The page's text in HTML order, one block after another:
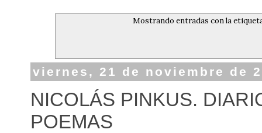
Mostrando entradas con la
viernes, 21 de noviembre de
NICOLÁS PINKUS.
POEMAS